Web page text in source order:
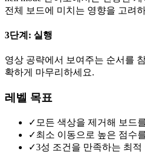
전체 보드에 미치는 영향을 고려
3단계: 실행
영상 공략에서 보여주는 순서를
확하게 마무리하세요.
레벨 목표
✓ 모든 색상을 제거해 보드
✓최소 이동으로 높은 점수
✓3성 조건을 만족하는 최